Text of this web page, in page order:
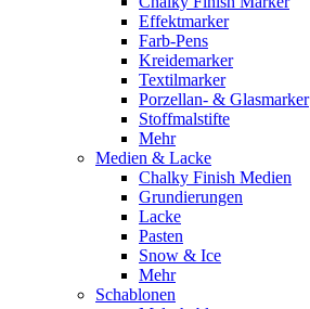
Effektmarker
Farb-Pens
Kreidemarker
Textilmarker
Porzellan- & Glasmarker
Stoffmalstifte
Mehr
Medien & Lacke
Chalky Finish Medien
Grundierungen
Lacke
Pasten
Snow & Ice
Mehr
Schablonen